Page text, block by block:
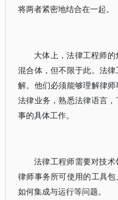
将两者紧密地结合在一起。
大体上，法律工程师
混合体，但不限于此。法
解。他们必须能够理解律
法律业务，熟悉法律语言
事的具体工作。
法律工程师需要对技
律师事务所可使用的工具
如何集成与运行等问题。